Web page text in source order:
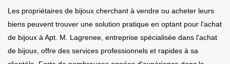
Les propriétaires de bijoux cherchant à vendre ou acheter leurs
biens peuvent trouver une solution pratique en optant pour l'achat
de bijoux à Apt. M. Lagrenee, entreprise spécialisée dans l'achat
de bijoux, offre des services professionnels et rapides à sa